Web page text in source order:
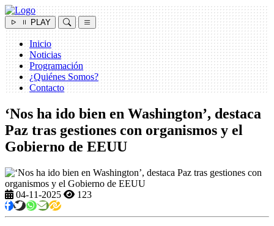
PLAY
Inicio
Noticias
Programación
¿Quiénes Somos?
Contacto
‘Nos ha ido bien en Washington’, destaca
Paz tras gestiones con organismos y el
Gobierno de EEUU
04-11-2025 123